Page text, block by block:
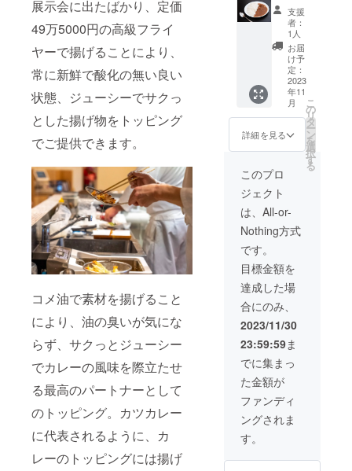
展示会に出たばかり、定価
49万5000円の高級フライ
ヤーで揚げることにより、
常に新鮮で酸化の無い良い
状態、ジューシーでサクっ
とした揚げ物をトッピング
でご提供できます。
コメ油で素材を揚げること
により、油の臭いが気にな
らず、サクっとジューシー
でカレーの風味を際立たせ
る最高のパートナーとして
のトッピング。カツカレー
に代表されるように、カ
レーのトッピングには揚げ
す ※初
回来店
時に店
舗にて
お引き
取りく
ださい
※お釣り
は出ま
せん ※
貸切
時、臨
時はご
利用い
ただけ
ません
一生食
べ放題
券です
※有効期
限2023
年12月1
日～
2100年
10月1日
※平日の
営業時
間内に
の上お
越しく
ださい
（貸切
営業時
はご利
せん）
※無料分
は当店
指定の
レトル
トカ
レーと
ご飯の
セット
のみの
ご提供
となり
ます ※
カレー
支援
者：
1人
お届
け予
定：
2023
年11
月
詳細を見る
こ
の
リ
タ
ー
ン
を
選
択
す
る
このプロ
ジェクト
は、All-or-
Nothing方式
です。
目標金額を
達成した場
合にのみ、
2023/11/30
23:59:59ま
でに集まっ
た金額が
ファンディ
ングされま
す。